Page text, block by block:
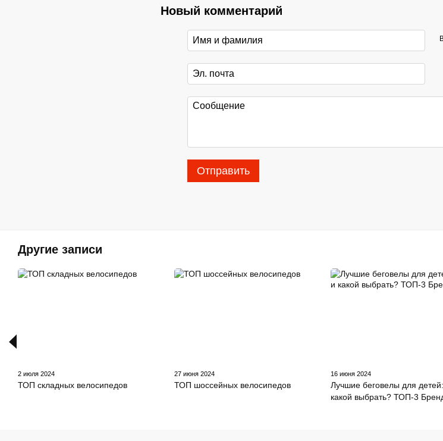
Новый комментарий
Отправить
Другие записи
2 июля 2024
ТОП складных велосипедов
27 июня 2024
ТОП шоссейных велосипедов
16 июня 2024
Лучшие беговелы для
какой выбрать? ТОП-3